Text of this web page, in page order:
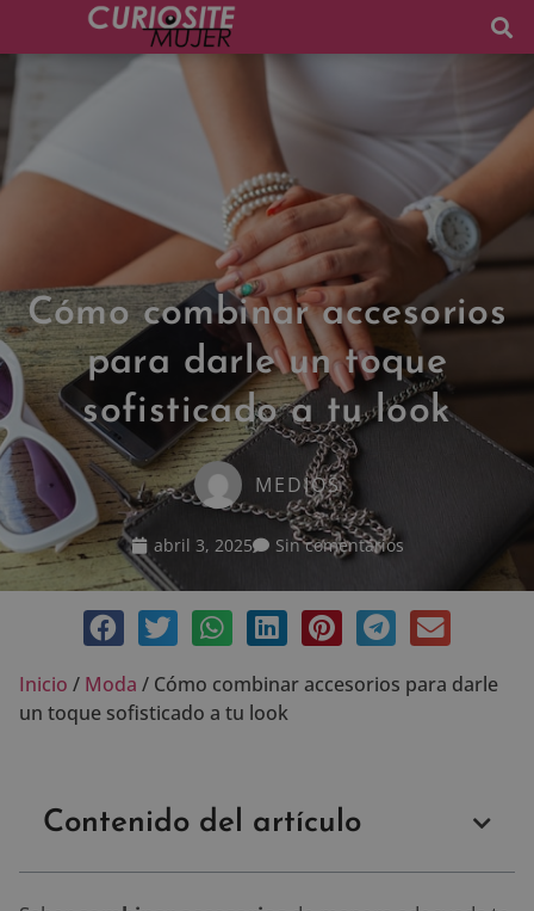
Cómo combinar accesorios
para darle un toque
sofisticado a tu look
MEDIOS
abril 3, 2025 Sin comentarios
Inicio / Moda / Cómo combinar accesorios para darle
un toque sofisticado a tu look
Contenido del artículo